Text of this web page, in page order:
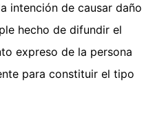
intención de causar daño
hecho de difundir el
expreso de la persona
para constituir el tipo